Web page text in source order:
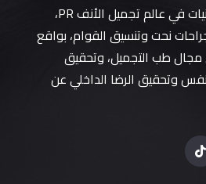
يسعدنا أن نقدم أفضل التقنيات في عالم تجميل الأنف PR،
نحت وتنسيق القوام، بواقع
من 11 سنة في مجال طب التجميل، وتحقيق
وتحقيق الرضا الداخلي عن